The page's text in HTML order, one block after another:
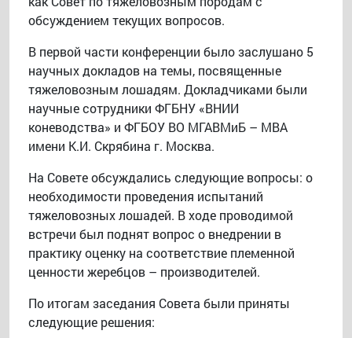
обсуждением текущих вопросов.
В первой части конференции было заслушано 5
научных докладов на темы, посвященные
тяжеловозным лошадям. Докладчиками были
научные сотрудники ФГБНУ «ВНИИ
коневодства» и ФГБОУ ВО МГАВМиБ – МВА
имени К.И. Скрябина г. Москва.
На Совете обсуждались следующие вопросы: о
необходимости проведения испытаний
тяжеловозных лошадей. В ходе проводимой
встречи был поднят вопрос о внедрении в
практику оценку на соответствие племенной
ценности жеребцов – производителей.
По итогам заседания Совета были приняты
следующие решения: